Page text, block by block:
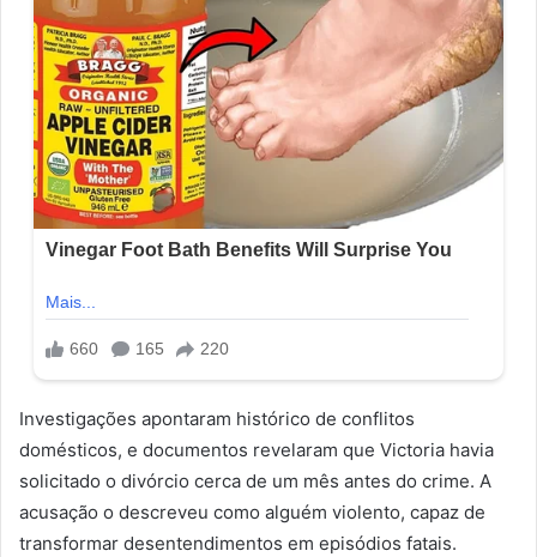
Investigações apontaram histórico de conflitos
domésticos, e documentos revelaram que Victoria havia
solicitado o divórcio cerca de um mês antes do crime. A
acusação o descreveu como alguém violento, capaz de
transformar desentendimentos em episódios fatais.